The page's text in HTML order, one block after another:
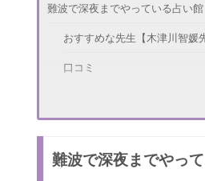
難波で深夜までやっている占い
おすすめな先生【木津川智媛
口コミ
難波で深夜までやっている占い
難波で深夜までやっ